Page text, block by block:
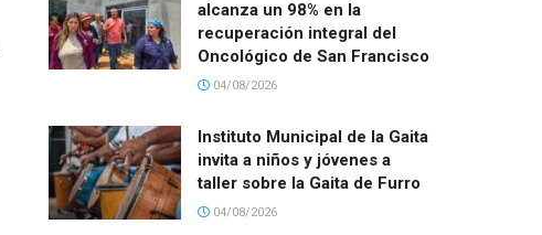
alcanza un 98% en la
recuperación integral del
Oncológico de San Francisco
04/08/2026
Instituto Municipal de la Gaita
invita a niños y jóvenes a
taller sobre la Gaita de Furro
04/08/2026